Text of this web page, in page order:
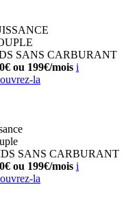
SANS CARBURANT
ou 199€/mois i
la
SANS CARBURANT
ou 199€/mois i
la